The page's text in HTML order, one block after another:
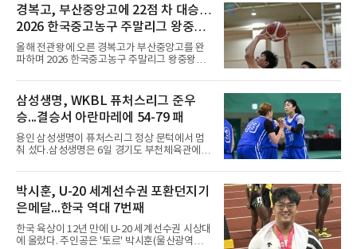
지난 시즌 아스널과 상호 합의로 계약을 해지했
고, 네덜란드 아약스에서 시즌 막판 8경기를 소
화했다. 이후 일본 대표로 월드컵에 나서 선발 2
경기를 포함해 3경기를 뛰며 감각을 끌어올렸
다.구단의 판단은 신중했다. 크리스털 팰리스는
기량을 확신하면서도 부상
경복고, 부산중앙고에 22점 차 대승…
2026 한국중고농구 주말리그 왕중왕
전 첫 승 신고
올해 전관왕에 오른 경복고가 부산중앙고를 완
파하며 2026 한국중고농구 주말리그 왕중왕전
해남 우슬체육관에서 열린 대회 남고부 예선리
그 H조 1차전에서 부산중앙고를 98-76으로 제
압했다. 박지오가 26점, 김호원이 22점, 정우진
이 19점을 올리는 등 삼각편대의 고른 활약이 승
리를 이끌었다.경복고는 경기 초반부터 박지오
와 김호원의 내·외곽포가 고르게 터지며 주도권
을 잡았다. 전반을 40-34로 앞선 경복고는 후반
다.B조에서는 용산고가 안양고를 98-71로 꺾고
대회 2연승을 달렸다.한편 남중
삼성생명, WKBL 퓨처스리그 준우
승...결승서 아란마레에 54-79 패
용인 삼성생명이 퓨처스리그 정상 문턱에서 멈
춰 섰다.삼성생명은 6일 경기도 부천체육관에서
서 일본여자프로농구 2부 리그 아란마레에 54-
79로 졌다. 이다연이 14점을 넣었으나 20점 9리
바운드를 기록한 바이 쿰바 디야산을 앞세운 상
대를 넘지 못했다.이번 대회에 처음 출전한 아란
마레는 조별리그부터 결승까지 6전 전승을 거뒀
고, 디야산이 최우수선수(MVP)로 뽑혔다.
박시훈, U-20 세계선수권 포환던지기
은메달...한국 역대 7번째
한국 육상이 12년 만에 U-20 세계선수권 시상대
에 올랐다. 주인공은 '토르' 박시훈(울산광역시)